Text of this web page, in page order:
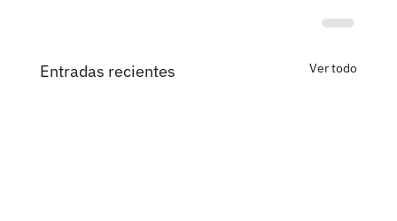
Entradas recientes Ver todo